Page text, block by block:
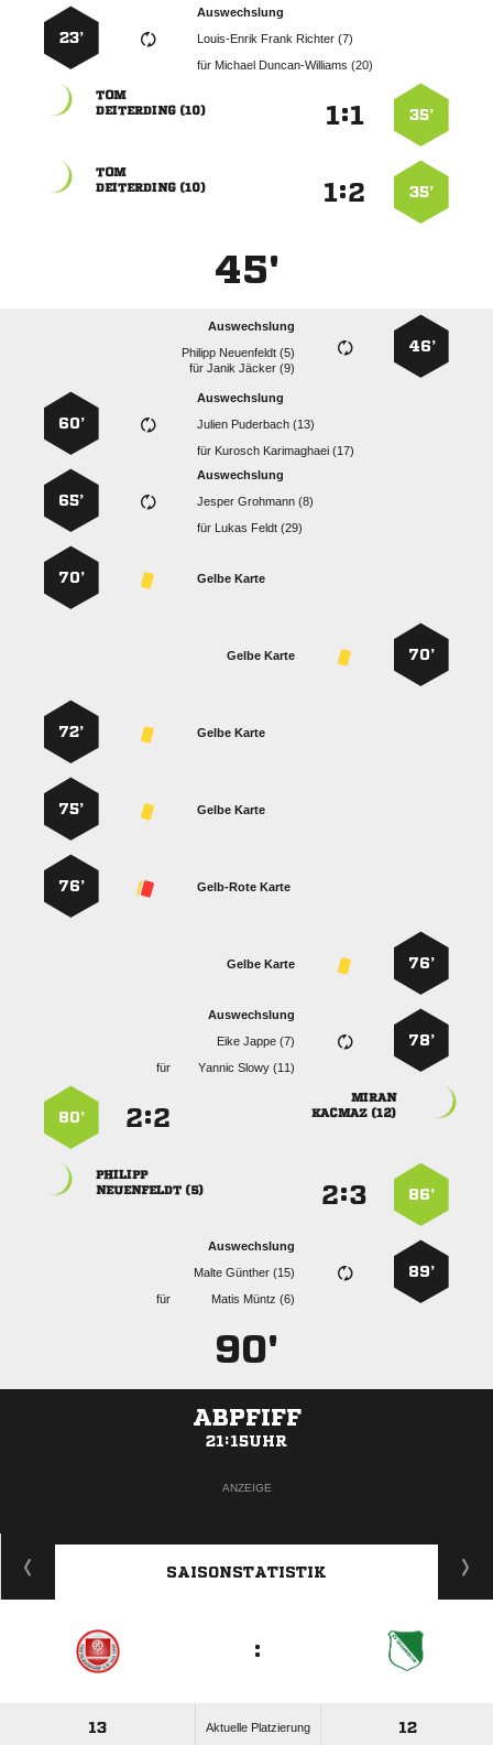
Auswechslung
   
für   
23’
35’
:

 
35’
:

 
45'
46’
Auswechslung
  
für  
Auswechslung
  
für   
60’
Auswechslung
  
für   
65’
Gelbe Karte
70’
70’
Gelbe Karte
Gelbe Karte
72’
Gelbe Karte
75’
Gelb-Rote Karte
76’
76’
Gelbe Karte
78’
Auswechslung
  
für
  

 
:
80’
86’
:

 
89’
Auswechslung
  
für
  
90'
ABPFIFF
21:15UHR
ANZEIGE
SAISONSTATISTIK
:
13 Aktuelle Platzierung 12